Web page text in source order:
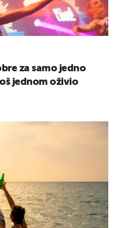
za samo jedno
jednom oživio